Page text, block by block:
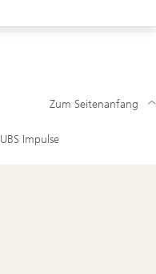
UBS Impulse
Zum Seitenanfang